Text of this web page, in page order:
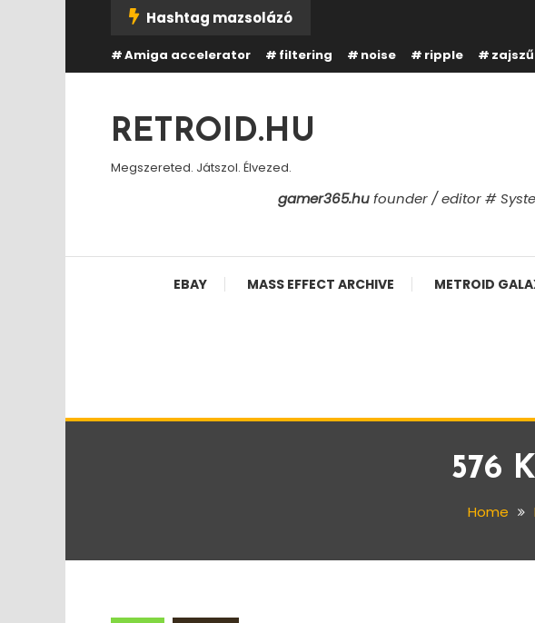
Content
Hashtag mazsolázó
Amiga accelerator filtering noise ripple
RETROID.HU
Megszereted. Játszol. Élvezed.
gamer365.hufounder / editor #
EBAY MASS EFFECT ARCHIVE METROID
576
Home